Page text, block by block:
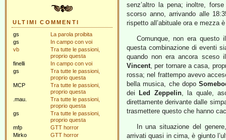
ULTIMI COMMENTI
gs
La parola proibita
gs
In campo con voi
vb
Tra tutte le passioni,
proprio questa
finelli
In campo con voi
gs
Tra tutte le passioni,
proprio questa
MCP
Tra tutte le passioni,
proprio questa
.mau.
Tra tutte le passioni,
proprio questa
gs
Tra tutte le passioni,
proprio questa
mfp
GTT horror
Mirko
GTT horror
senz’altro la pena; inoltre,
scorso anno, arrivando alle
rispetto all’abituale ora e mezza
Comunque, non era
questa combinazione di eventi
quando non era ancora sceso
Vincent, per tornare a casa,
rossa; nel frattempo avevo
bella musica, che dopo
dei
Led Zeppelin, la quale,
direttamente derivante dalle
trasmettere questo che hanno
In una situazione del
arrivati quasi in cima, è giunto